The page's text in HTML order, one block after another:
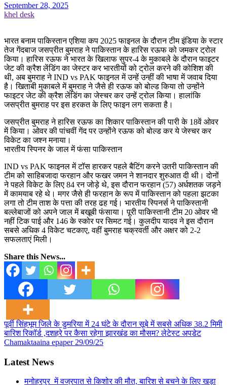
September 28, 2025
khel desk
भारत बनाम पाकिस्तान एशिया कप 2025 फाइनल के दौरान टीम इंडिया के स्टार
तेज गेंदबाज जसप्रीत बुमराह ने पाकिस्तान के हारिस रऊफ को जमकर ट्रोल
किया। हारिस रऊफ ने भारत के खिलाफ सुपर-4 के मुकाबले के दौरान फाइटर
जेट की क्रैश लेंडिंग का जेस्टर कर भारतीयों को ट्रोल करने की कोशिश की
थी, अब बुमराह ने IND vs PAK फाइनल में उन्हें उन्हीं की भाषा में जवाब दिया
है। खिताबी मुकाबले में बुमराह ने जैसे ही रऊफ को बोल्ड किया तो उन्होंने
फाइटर जेट की क्रैश लेंडिंग का जेस्चर कर उन्हें ट्रोल किया। हालांकि
जसप्रीत बुमराह पर इस हरकत के लिए फाइन लग सकता है।
जसप्रीत बुमराह ने हारिस रऊफ का शिकार पाकिस्तान की पारी के 18वें ओवर
में किया। ओवर की पांचवीं गेंद पर उन्होंने रऊफ को बोल्ड कर ये जेस्चर कर
विकेट का जश्न मनाया।
भारतीय स्पिनर के जाल में फंसा पाकिस्तान
IND vs PAK फाइनल में टॉस हारकर पहले बैटिंग करने उतरी पाकिस्तान की
टीम को साहिबजादा फरहान और फखर जमन ने शानदार शुरुआत दी थी। दोनों
ने पहले विकेट के लिए 84 रन जोड़े थे, इस दौरान फरहान (57) अर्धशतक जड़ने
में कामयाब रहे थे। मगर जैसे ही फरहान के रूप में पाकिस्तान को पहला झटका
लगा तो टीम ताश के पत्ता की तरह ढह गई। भारतीय स्पिनर्स ने पाकिस्तानी
बल्लेबाजों को अपने जाल में बखूबी फंसाया। पूरी पाकिस्तानी टीम 20 ओवर भी
नहीं टिक पाई और 146 के स्कोर पर सिमट गई। कुलदीप यादव ने इस दौरान
सबसे अधिक 4 विकेट चटकाए, वहीं बुमराह चक्रवर्ती और अक्षर को 2-2
सफलताएं मिली।
Share this News...
Post
navigation
पूर्वी सिंहभूम जिले के डुमरिया में 24 घंटे के दौरान सूबे में सबसे अधिक 38.2 मिमी
बारिश रिकॉर्ड ,दशहरे पर कैसा रहेगा झारखंड का मौसम? लेटेस्ट अपडेट
Chamaktaaina epaper 29/09/25
Latest News
मनोहरपुर में वज्रपात से किशोर की मौत, बारिश से बचने के लिए खड़ा